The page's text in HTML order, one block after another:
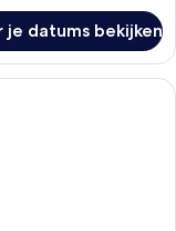
je datums bekijken
kamer met een bed, een